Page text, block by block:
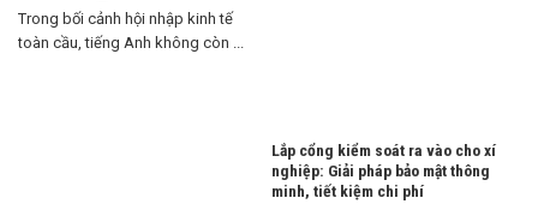
Trong bối cảnh hội nhập kinh tế
toàn cầu, tiếng Anh không còn ...
Lắp cổng kiểm soát ra vào cho xí
nghiệp: Giải pháp bảo mật thông
minh, tiết kiệm chi phí